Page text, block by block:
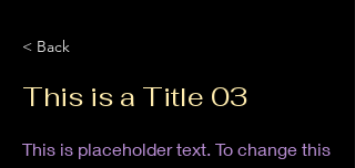
< Back
This is a Title 03
This is placeholder text. To change this